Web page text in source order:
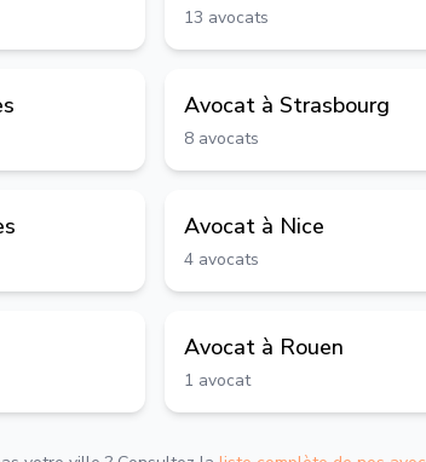
13 avocats
Avocat à Strasbourg
8 avocats
Avocat à Nice
4 avocats
Avocat à Rouen
1 avocat